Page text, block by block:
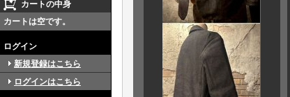
カートの中身
カートは空です。
ログイン
新規登録はこちら
ログインはこちら